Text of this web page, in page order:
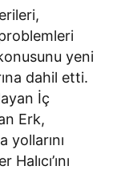
yeni
dahil etti.
İç
Erk,